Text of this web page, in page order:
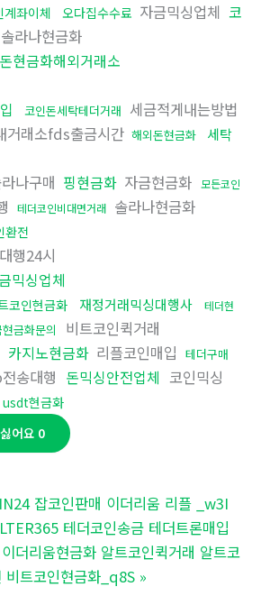
계좌이체 오다집수수료 자금믹싱업체 코
솔라나현금화
돈현금화해외거래소
코인돈세탁테더거래 세금적게내는방법
거래소fds출금시간 해외돈현금화
세탁
나구매 핑현금화 자금현금화 모든코인
테더코인비대면거래 솔라나현금화
환전
행24시
믹싱업체
코인현금화 재정거래믹싱대행사
테더현
금화문의 비트코인퀵거래
카지노현금화 리플코인매입 테더구매
송대행 돈믹싱안전업체 코인믹싱
usdt현금화
싫어요 0
잡코인판매 이더리움 리플 _w3I
테더코인송금 테더트론매입
더리움현금화 알트코인퀵거래 알트코
비트코인현금화_q8S »